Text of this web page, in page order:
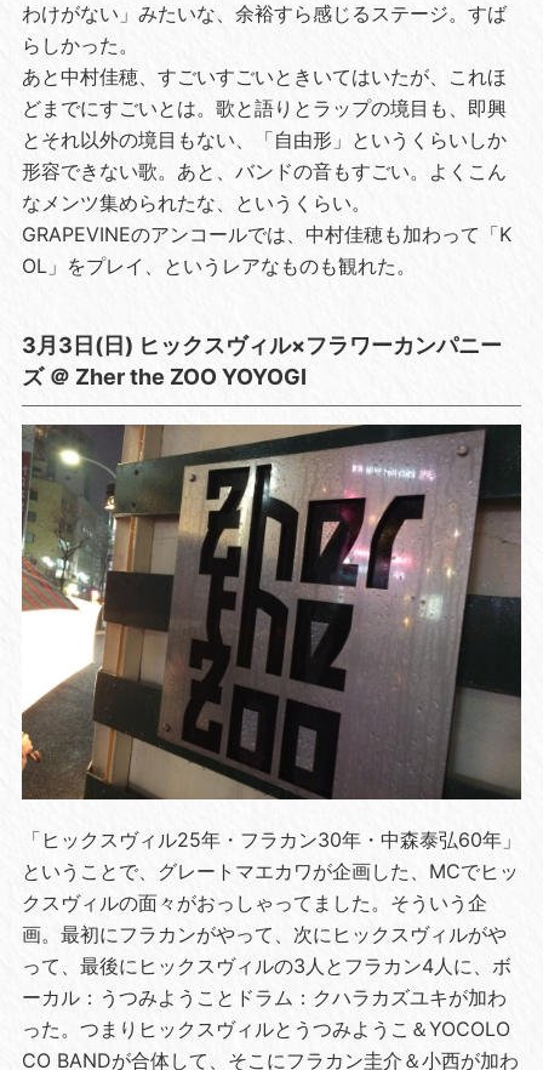
わけがない」みたいな、余裕すら感じるステージ。すば
らしかった。
あと中村佳穂、すごいすごいときいてはいたが、これほ
どまでにすごいとは。歌と語りとラップの境目も、即興
とそれ以外の境目もない、「自由形」というくらいしか
形容できない歌。あと、バンドの音もすごい。よくこん
なメンツ集められたな、というくらい。
GRAPEVINEのアンコールでは、中村佳穂も加わって「K
OL」をプレイ、というレアなものも観れた。
3月3日(日) ヒックスヴィル×フラワーカンパニー
ズ ＠ Zher the ZOO YOYOGI
「ヒックスヴィル25年・フラカン30年・中森泰弘60年」
ということで、グレートマエカワが企画した、MCでヒッ
クスヴィルの面々がおっしゃってました。そういう企
画。最初にフラカンがやって、次にヒックスヴィルがや
って、最後にヒックスヴィルの3人とフラカン4人に、ボ
ーカル：うつみようことドラム：クハラカズユキが加わ
った。つまりヒックスヴィルとうつみようこ＆YOCOLO
CO BANDが合体して、そこにフラカン圭介＆小西が加わ